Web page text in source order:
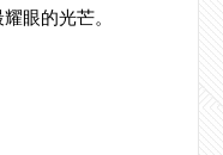
眼的光芒。